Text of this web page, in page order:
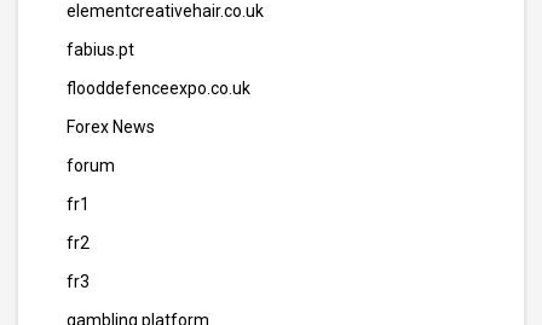
elementcreativehair.co.uk
fabius.pt
flooddefenceexpo.co.uk
Forex News
forum
fr1
fr2
fr3
gambling platform